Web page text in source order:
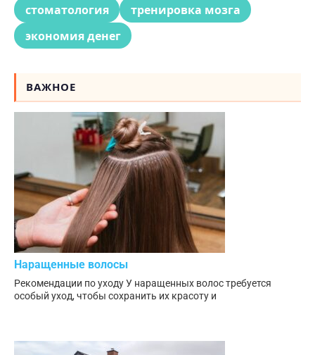
стоматология
тренировка мозга
экономия денег
ВАЖНОЕ
Наращенные волосы
Рекомендации по уходу У наращенных волос требуется
особый уход, чтобы сохранить их красоту и